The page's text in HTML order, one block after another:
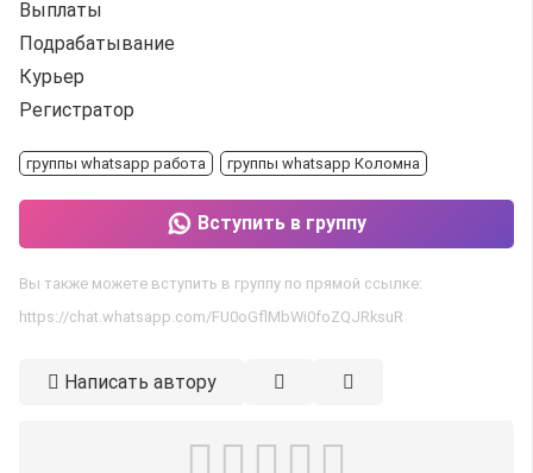
Выплаты
Подрабатывание
Курьер
Регистратор
группы whatsapp работа группы whatsapp Коломна
Вступить в группу
Вы также можете вступить в группу по прямой ссылке:
https://chat.whatsapp.com/FU0oGflMbWi0foZQJRksuR
Написать автору